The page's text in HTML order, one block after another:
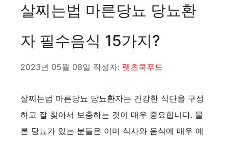
살찌는법 마른당뇨 당뇨환
자 필수음식 15가지?
2023년 05월 08일 작성자: 렛츠쿡푸드
살찌는법 마른당뇨 당뇨환자는 건강한 식단을 구성
하고 잘 찾아서 보충하는 것이 매우 중요합니다. 물
론 당뇨가 있는 분들은 이미 식사와 음식에 매우 예